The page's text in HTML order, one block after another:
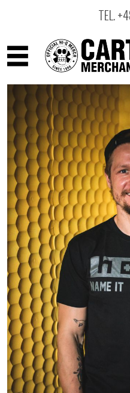
TEL.
ARTYŚCI
PRODUKTY
OUTLET